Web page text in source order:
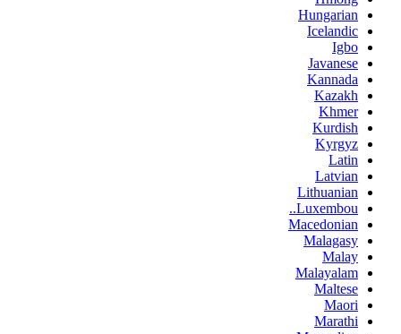
Hungarian
Icelandic
Igbo
Javanese
Kannada
Kazakh
Khmer
Kurdish
Kyrgyz
Latin
Latvian
Lithuanian
Luxembou..
Macedonian
Malagasy
Malay
Malayalam
Maltese
Maori
Marathi